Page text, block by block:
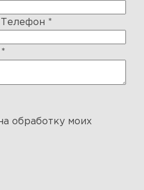
*
*
обработку моих